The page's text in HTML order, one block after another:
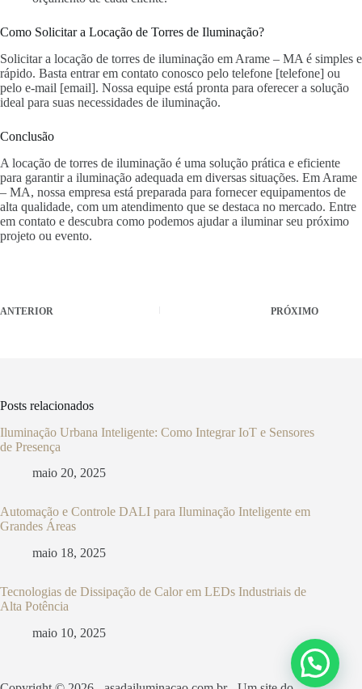
Como Solicitar a Locação de Torres de Iluminação?
Solicitar a locação de torres de iluminação em Arame – MA é simples e
rápido. Basta entrar em contato conosco pelo telefone [telefone] ou
pelo e-mail [email]. Nossa equipe está pronta para oferecer a solução
ideal para suas necessidades de iluminação.
Conclusão
A locação de torres de iluminação é uma solução prática e eficiente
para garantir a iluminação adequada em diversas situações. Em Arame
– MA, nossa empresa está preparada para fornecer equipamentos de
alta qualidade, com um atendimento que se destaca no mercado. Entre
em contato e descubra como podemos ajudar a iluminar seu próximo
projeto ou evento.
ANTERIOR PRÓXIMO
Posts relacionados
Iluminação Urbana Inteligente: Como Integrar IoT e Sensores
de Presença
maio 20, 2025
Automação e Controle DALI para Iluminação Inteligente em
Grandes Áreas
maio 18, 2025
Tecnologias de Dissipação de Calor em LEDs Industriais de
Alta Potência
maio 10, 2025